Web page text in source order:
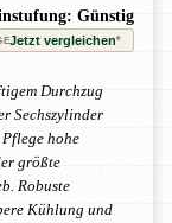
Günstig
Jetzt vergleichen*
Durchzug
Sechszylinder
hohe
größte
Robuste
Kühlung und